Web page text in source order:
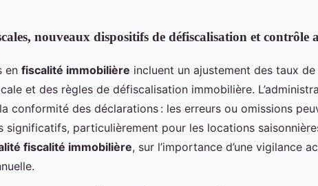
nouveaux dispositifs de défiscalisation et contrôle
en fiscalité immobilière incluent un ajustement des taux
et des règles de défiscalisation immobilière.
conformité des déclarations : les erreurs ou omissions
significatifs, particulièrement pour les locations
fiscalité immobilière, sur l’importance d’une vigilance